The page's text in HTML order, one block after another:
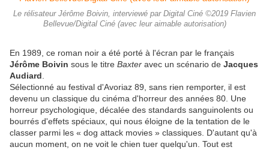
Le rélisateur Jérôme Boivin, interviewé par Digital Ciné ©2019 Flavien
Bellevue/Digital Ciné (avec leur aimable autorisation)
En 1989, ce roman noir a été porté à l'écran par le français
Jérôme Boivin sous le titre Baxter avec un scénario de Jacques
Audiard
Sélectionné au festival d'Avoriaz 89, sans rien remporter, il est
devenu un classique du cinéma d'horreur des années 80. Une
horreur psychologique, décalée des standards sanguinolents ou
bourrés d'effets spéciaux, qui nous éloigne de la tentation de le
classer parmi les « dog attack movies » classiques. D'autant qu'à
aucun moment, on ne voit le chien tuer quelqu'un. Tout est